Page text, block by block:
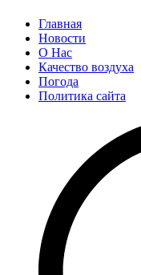
Главная
Новости
О Нас
Качество воздуха
Погода
Политика сайта